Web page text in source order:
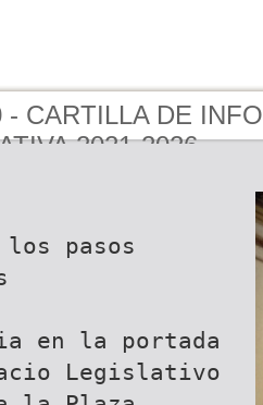
- CARTILLA DE
2021-2026
pasos
en la portada
Legislativo